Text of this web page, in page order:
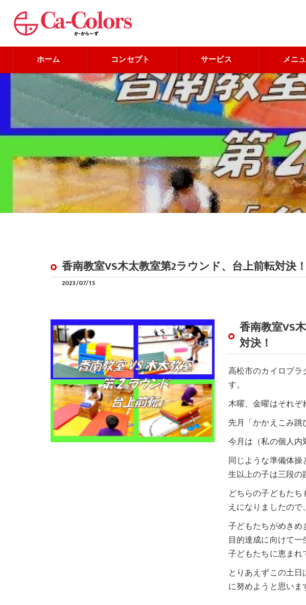
ホーム コンセプト サービス メニ
香南教室VS木太教室第2ラウンド、台上前転対決！
2023/07/15
香南教室VS
対決！
高松市のカイロプ
す。
木曜、金曜はそれぞ
先月「かかえこみ跳
今月は（私の個人内
同じような準備体
生以上の子は三段の
どちらの子どもた
えになりましたので
子どもたちがめきめ
目的達成に向けて
子どもたちに恵まれ
とりあえずこの土
に努めようと思いま